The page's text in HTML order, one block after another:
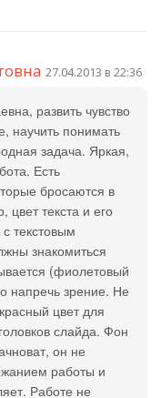
27.04.2013 в 22:36
развить чувство
научить понимать
задача. Яркая,
Есть
бросаются в
цвет текста и его
текстовым
знакомиться
(фиолетовый
напречь зрение. Не
цвет для
слайда. Фон
он не
работы и
Работе не